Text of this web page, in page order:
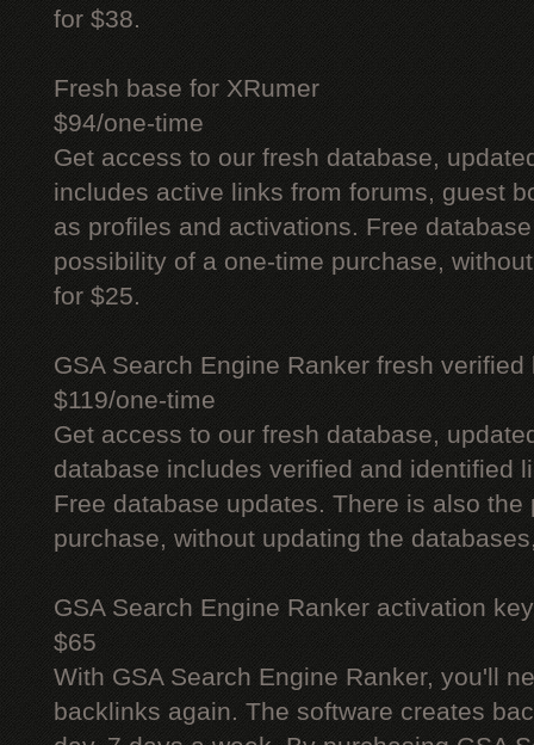
for $38.
Fresh base for XRumer
$94/one-time
Get access to our fresh database,
includes active links from forums, guest
as profiles and activations. Free
possibility of a one-time purchase,
for $25.
GSA Search Engine Ranker fresh verified
$119/one-time
Get access to our fresh database,
database includes verified and identified
Free database updates. There is also
purchase, without updating the
GSA Search Engine Ranker activation key
$65
With GSA Search Engine Ranker, you'll
backlinks again. The software creates